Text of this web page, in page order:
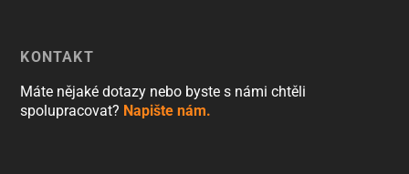
KONTAKT
Máte nějaké dotazy nebo byste s námi chtěli
spolupracovat? Napište nám.